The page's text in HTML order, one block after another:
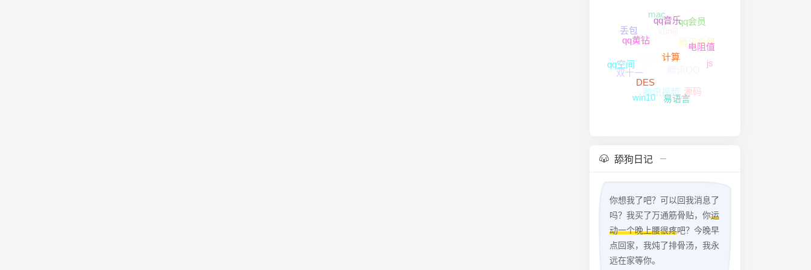
易语言
源码
js
电阻值
计算
DES
win10
腾讯视频
腾讯QQ
腾讯会员
qq会员
qq音乐
qq黄钻
qq空间
双十一
xuniji
mac
丢包
舔狗日记
你想我了吧？可以回我消息了
吗？我买了万通筋骨贴，你运
动一个晚上腰很疼吧？今晚早
点回家，我炖了排骨汤，我永
远在家等你。